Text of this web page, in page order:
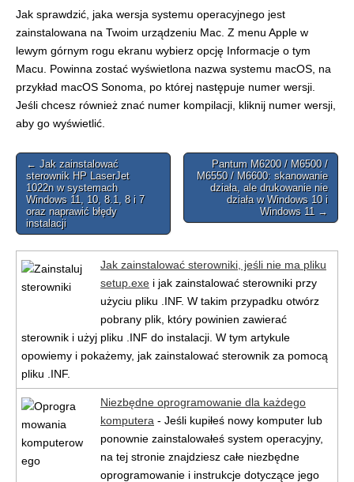
Jak sprawdzić, jaka wersja systemu operacyjnego jest
zainstalowana na Twoim urządzeniu Mac. Z menu Apple w
lewym górnym rogu ekranu wybierz opcję Informacje o tym
Macu. Powinna zostać wyświetlona nazwa systemu macOS, na
przykład macOS Sonoma, po której następuje numer wersji.
Jeśli chcesz również znać numer kompilacji, kliknij numer wersji,
aby go wyświetlić.
Post
navigation
← Jak zainstalować
sterownik HP LaserJet
1022n w systemach
Windows 11, 10, 8.1, 8 i 7
oraz naprawić błędy
instalacji
Pantum M6200 / M6500 /
M6550 / M6600: skanowanie
działa, ale drukowanie nie
działa w Windows 10 i
Windows 11 →
Jak zainstalować sterowniki, jeśli nie ma pliku
setup.exe i jak zainstalować sterowniki przy
użyciu pliku .INF. W takim przypadku otwórz
pobrany plik, który powinien zawierać
sterownik i użyj pliku .INF do instalacji. W tym artykule
opowiemy i pokażemy, jak zainstalować sterownik za pomocą
pliku .INF.
Niezbędne oprogramowanie dla każdego
komputera - Jeśli kupiłeś nowy komputer lub
ponownie zainstalowałeś system operacyjny,
na tej stronie znajdziesz całe niezbędne
oprogramowanie i instrukcje dotyczące jego